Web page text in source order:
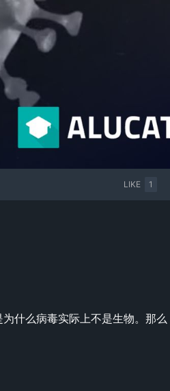
LIKE 1
什么病毒实际上不是生物。那